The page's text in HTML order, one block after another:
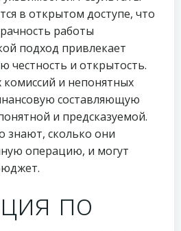
в открытом доступе, что
работы
подход привлекает
честность и открытость.
комиссий и непонятных
составляющую
и предсказуемой.
знают, сколько они
операцию, и могут
по